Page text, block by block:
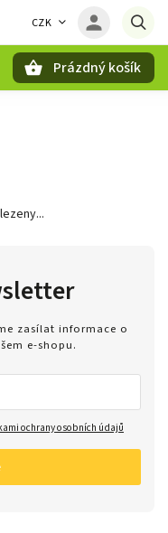
CZK
Prázdný košík
zasílat informace o
e-shopu.
ochrany osobních údajů